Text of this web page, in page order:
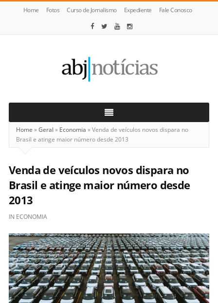
Home Fotos Curso de Jornalismo Expediente Fale Conosco
Notícias
Home »Geral » Economia »Venda de veículos novos dispara no
Brasil e atinge maior número desde 2013
Venda de veículos novos dispara no
Brasil e atinge maior número desde
2013
IN ECONOMIA